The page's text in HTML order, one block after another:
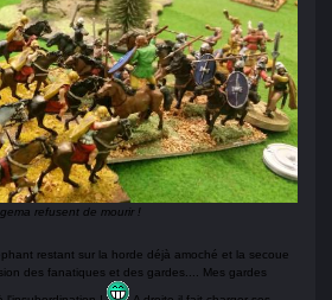
refusent de mourir !
restant sur la horde déjà amoché et la secoue
des fanatiques et des gardes.... Mes gardes